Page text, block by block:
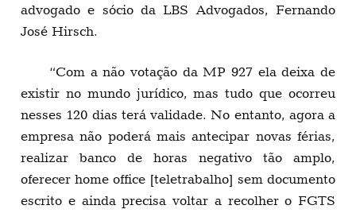
advogado e sócio da LBS Advogados, Fernando
José Hirsch.
“Com a não votação da MP 927 ela deixa de
existir no mundo jurídico, mas tudo que ocorreu
nesses 120 dias terá validade. No entanto, agora a
empresa não poderá mais antecipar novas férias,
realizar banco de horas negativo tão amplo,
oferecer home office [teletrabalho] sem documento
escrito e ainda precisa voltar a recolher o FGTS